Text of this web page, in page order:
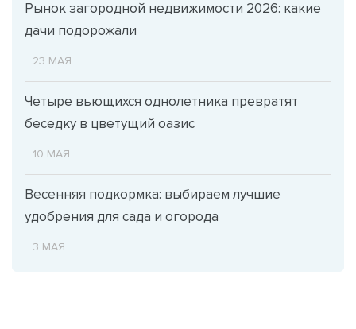
Рынок загородной недвижимости 2026: какие
дачи подорожали
23 МАЯ
Четыре вьющихся однолетника превратят
беседку в цветущий оазис
10 МАЯ
Весенняя подкормка: выбираем лучшие
удобрения для сада и огорода
3 МАЯ